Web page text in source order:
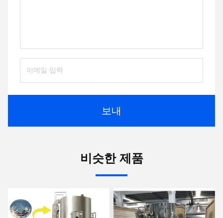
보내
비슷한 제품